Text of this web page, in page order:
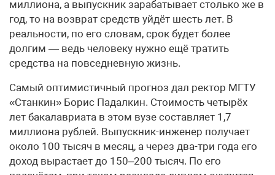
миллиона, а выпускник зарабатывает столько же в
год, то на возврат средств уйдёт шесть лет. В
реальности, по его словам, срок будет более
долгим — ведь человеку нужно ещё тратить
средства на повседневную жизнь.
Самый оптимистичный прогноз дал ректор МГТУ
«Станкин» Борис Падалкин. Стоимость четырёх
лет бакалавриата в этом вузе составляет 1,7
миллиона рублей. Выпускник-инженер получает
около 100 тысяч в месяц, а через два-три года его
доход вырастает до 150–200 тысяч. По его